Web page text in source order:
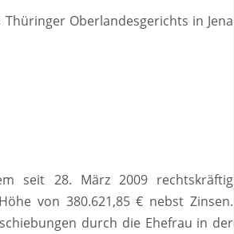
Oberlandesgerichts in Jena
seit 28. März 2009 rechtskräftig
von 380.621,85 € nebst Zinsen.
durch die Ehefrau in der